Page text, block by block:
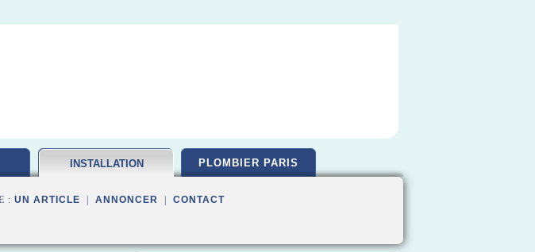
INSTALLATION PLOMBIER PARIS
: UN ARTICLE ANNONCER CONTACT